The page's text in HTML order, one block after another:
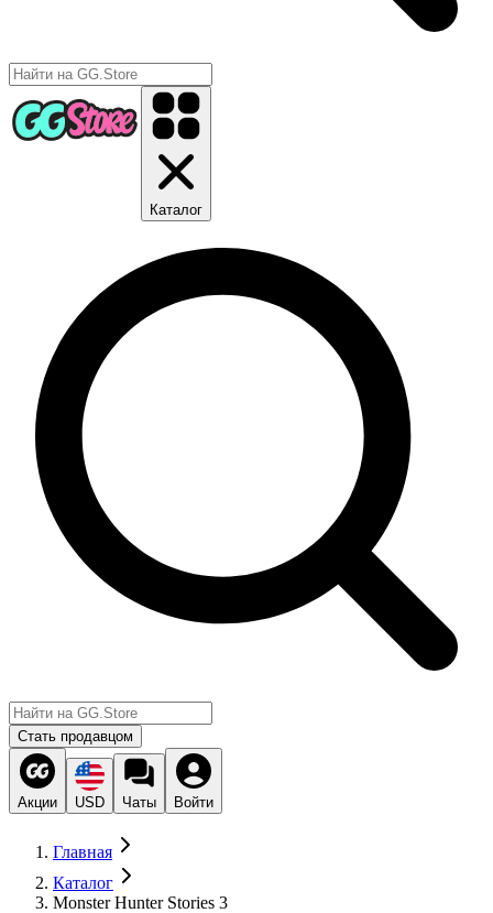
Каталог
Стать продавцом
Акции USD Чаты Войти
Главная
Каталог
Monster Hunter Stories 3